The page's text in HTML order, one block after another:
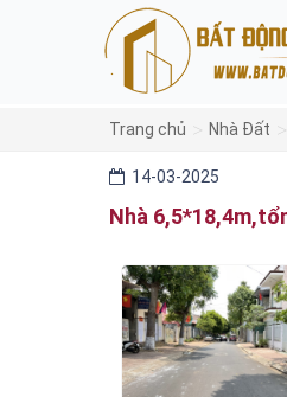
Trang chủ Nhà Đất
14-03-2025
Nhà